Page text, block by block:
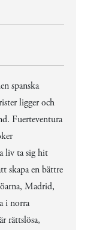
spanska
ligger och
Fuerteventura
liv ta sig hit
skapa en bättre
Madrid,
i norra
rättslösa,